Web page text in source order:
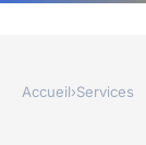
Accueil›Services